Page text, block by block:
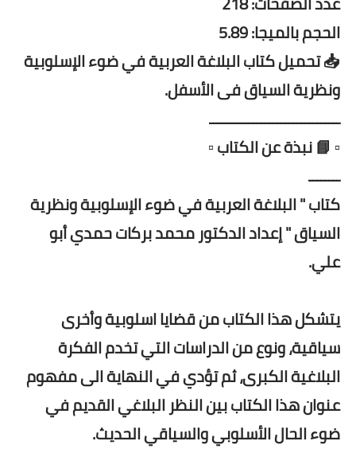
الحجم بالميجا: 5.89
📥 تحميل كتاب البلاغة العربية في ضوء الإسلوبية
ونظرية السياق فى الأسفل.
ـــــــــــــــــــــــــــــــــ
▫️ 📘 نبذة عن الكتاب ▫️
ــــــــ
كتاب " البلاغة العربية في ضوء الإسلوبية ونظرية
السياق " إعداد الدكتور محمد بركات حمدي أبو
علي.
يتشكل هذا الكتاب من قضايا اسلوبية وأخرى
سياقية، ونوع من الدراسات التي تخدم الفكرة
البلاغية الكبرى، ثم تؤدي في النهاية الى مفهوم
عنوان هذا الكتاب بين النظر البلاغي القديم في
ضوء الحال الأسلوبي والسياقي الحديث.